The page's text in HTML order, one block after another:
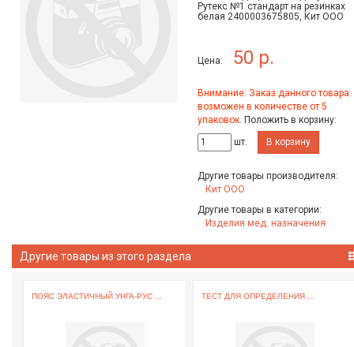
Рутекс №1 стандарт на резинках
белая 2400003675805, Кит ООО
Цена: 50 р.
Внимание: Заказ данного товара
возможен в количестве от 5
упаковок. Положить в корзину:
шт.
В корзину
Другие товары производителя:
Кит ООО
Другие товары в категории:
Изделия мед. назначения
Другие товары из этого раздела
ПОЯС ЭЛАСТИЧНЫЙ УНГА-РУС ... ТЕСТ ДЛЯ ОПРЕДЕЛЕНИЯ ...